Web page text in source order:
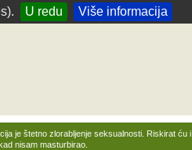
U redu Više informacija
je štetno zlorabljenje seksualnosti. Riskirat ću i
nisam masturbirao.